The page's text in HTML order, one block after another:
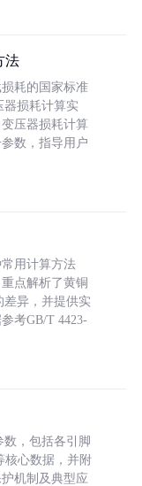
法
耗的国家标准
器损耗计算实
压器损耗计算
数，指导用户
用计算方法
点解析了黄铜
差异，并提供实
考GB/T 4423-
数，包括各引脚
核心数据，并附
机制及典型应